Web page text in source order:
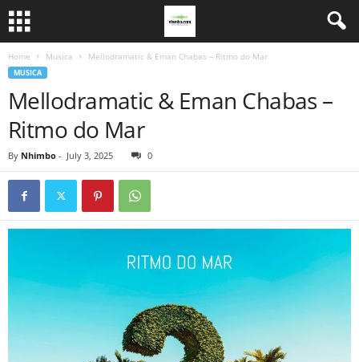
Home Musica Mellodramatic & Eman Chabas – Ritmo do Mar
MUSICA
Mellodramatic & Eman Chabas –
Ritmo do Mar
By Nhimbo - July 3, 2025 0